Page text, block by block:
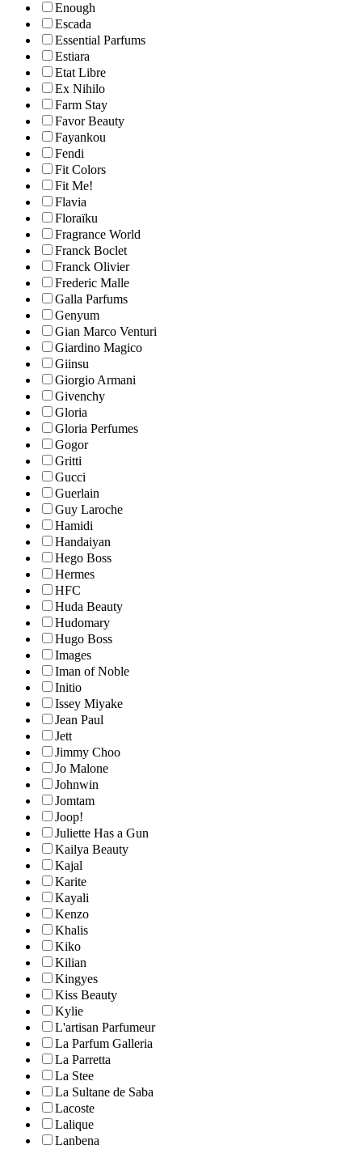
Enough
Escada
Essential Parfums
Estiara
Etat Libre
Ex Nihilo
Farm Stay
Favor Beauty
Fayankou
Fendi
Fit Colors
Fit Me!
Flavia
Floraïku
Fragrance World
Franck Boclet
Franck Olivier
Frederic Malle
Galla Parfums
Genyum
Gian Marco Venturi
Giardino Magico
Giinsu
Giorgio Armani
Givenchy
Gloria
Gloria Perfumes
Gogor
Gritti
Gucci
Guerlain
Guy Laroche
Hamidi
Handaiyan
Hego Boss
Hermes
HFC
Huda Beauty
Hudomary
Hugo Boss
Images
Iman of Noble
Initio
Issey Miyake
Jean Paul
Jett
Jimmy Choo
Jo Malone
Johnwin
Jomtam
Joop!
Juliette Has a Gun
Kailya Beauty
Kajal
Karite
Kayali
Kenzo
Khalis
Kiko
Kilian
Kingyes
Kiss Beauty
Kylie
L'artisan Parfumeur
La Parfum Galleria
La Parretta
La Stee
La Sultane de Saba
Lacoste
Lalique
Lanbena